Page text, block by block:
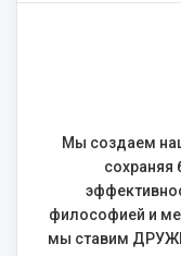
Мы создаем
сохраняя
философией и
мы ставим